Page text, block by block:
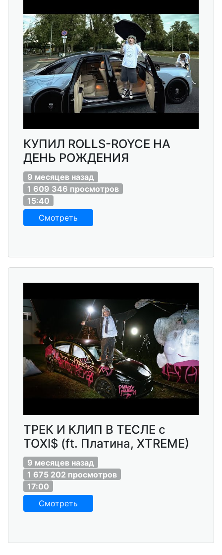
КУПИЛ ROLLS-ROYCE НА
ДЕНЬ РОЖДЕНИЯ
9 месяцев назад
1 609 346 просмотров
15:40
Смотреть
ТРЕК И КЛИП В ТЕСЛЕ с
TOXI$ (ft. Платина, XTREME)
9 месяцев назад
1 675 202 просмотров
17:00
Смотреть